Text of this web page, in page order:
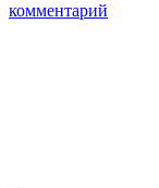
комментарий